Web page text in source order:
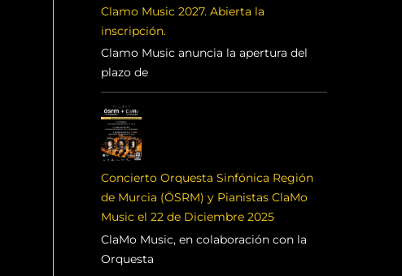
Clamo Music 2027. Abierta la
inscripción.
Clamo Music anuncia la apertura del
plazo de
Concierto Orquesta Sinfónica Región
de Murcia (ÖSRM) y Pianistas ClaMo
Music el 22 de Diciembre 2025
ClaMo Music, en colaboración con la
Orquesta